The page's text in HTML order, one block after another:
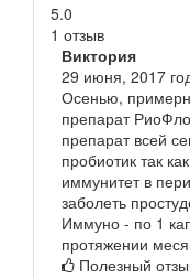
5.0
1 отзыв
Виктория
29 июня, 2017
Осенью,
препарат
препарат всей
пробиотик так
иммунитет в
заболеть
Иммуно - по 1
протяжении
Полезный